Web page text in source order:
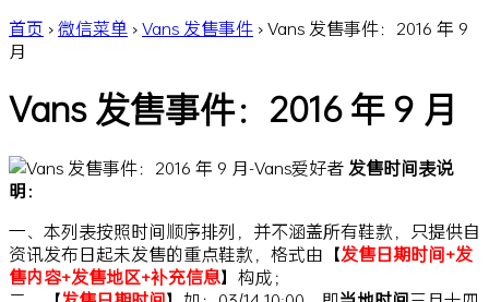
首页 ›微信菜单 ›Vans 发售事件 ›Vans 发售事件：2016 年 9
月
Vans 发售事件：2016 年 9 月
发售时间表说
明：
一、本列表按照时间顺序排列，并不涵盖所有鞋款，只提供自
资讯发布日起未发售的重点鞋款，格式由【发售日期时间+发
售内容+发售地区+补充信息】构成；